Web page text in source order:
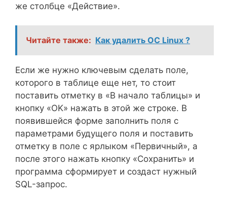
же столбце «Действие».
Читайте также: Как удалить ОС Linux ?
Если же нужно ключевым сделать поле,
которого в таблице еще нет, то стоит
поставить отметку в «В начало таблицы» и
кнопку «OK» нажать в этой же строке. В
появившейся форме заполнить поля с
параметрами будущего поля и поставить
отметку в поле с ярлыком «Первичный», а
после этого нажать кнопку «Сохранить» и
программа сформирует и создаст нужный
SQL-запрос.